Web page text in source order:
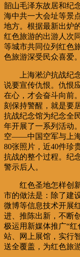
韶山毛泽东故居和纪
海中共一大会址等景
地方。根据最新出炉
红色旅游的出游人次
等城市共同位列红色
色旅游深受民众喜爱。
上海淞沪抗战纪
说要宣传仇恨。仇恨
在心，才会奋斗向前
刻保持警醒，就是要
抗战纪念馆为纪念全
年开展了一系列活动
空——中国空军与上
80张照片，近40件珍
抗战的整个过程。纪
警示后人。
红色圣地怎样创
市的做法是：除了建
微博等信息技术开展
进、推陈出新，不断
极运用新媒体推广“
站、网上展馆，实行
送全覆盖，为红色旅